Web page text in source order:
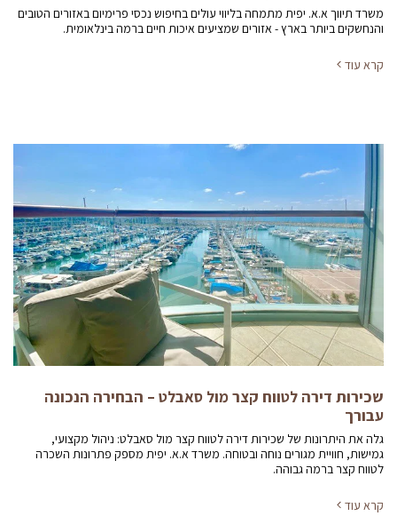
משרד תיווך א.א. יפית מתמחה בליווי עולים בחיפוש נכסי פרימיום באזורים הטובים
והנחשקים ביותר בארץ - אזורים שמציעים איכות חיים ברמה בינלאומית.
קרא עוד
שכירות דירה לטווח קצר מול סאבלט – הבחירה הנכונה
עבורך
גלה את היתרונות של שכירות דירה לטווח קצר מול סאבלט: ניהול מקצועי,
גמישות, חוויית מגורים נוחה ובטוחה. משרד א.א. יפית מספק פתרונות השכרה
לטווח קצר ברמה גבוהה.
קרא עוד